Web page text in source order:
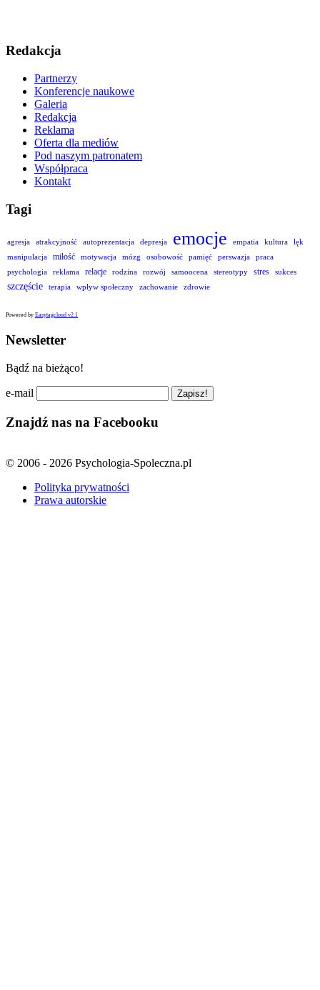
Redakcja
Partnerzy
Konferencje naukowe
Galeria
Redakcja
Reklama
Oferta dla mediów
Pod naszym patronatem
Współpraca
Kontakt
Tagi
agresja atrakcyjność autoprezentacja depresja emocje empatia kultura
lęk
manipulacja
miłość motywacja mózg osobowość pamięć perswazja
praca
psychologia
reklama relacje rodzina rozwój samoocena stereotypy stres sukces
szczęście terapia wpływ społeczny zachowanie zdrowie
Powered by Easytagcloud v2.1
Newsletter
Bądź na bieżąco!
e-mail
Znajdź nas na Facebooku
© 2006 - 2026 Psychologia-Spoleczna.pl
Polityka prywatności
Prawa autorskie